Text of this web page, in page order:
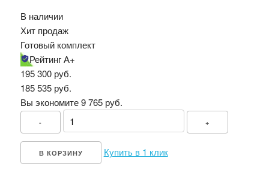
В наличии
Хит продаж
Готовый комплект
Рейтинг А+
195 300 руб.
185 535руб.
Вы экономите 9 765 руб.
- +
В КОРЗИНУ Купить в 1 клик